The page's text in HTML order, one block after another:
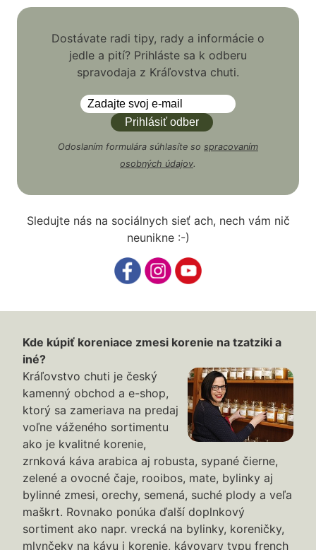
Dostávate radi tipy, rady a informácie o
jedle a pití? Prihláste sa k odberu
spravodaja z Kráľovstva chuti.
Odoslaním formulára súhlasíte so spracovaním
osobných údajov.
Sledujte nás na sociálnych sieť ach, nech vám nič
neunikne :-)
Kde kúpiť koreniace zmesi korenie na tzatziki a
iné?
Kráľovstvo chuti je český
kamenný obchod a e-shop,
ktorý sa zameriava na predaj
voľne váženého sortimentu
ako je kvalitné korenie,
zrnková káva arabica aj robusta, sypané čierne,
zelené a ovocné čaje, rooibos, mate, bylinky aj
bylinné zmesi, orechy, semená, suché plody a veľa
maškrt. Rovnako ponúka ďalší doplnkový
sortiment ako napr. vrecká na bylinky, koreničky,
mlynčeky na kávu i korenie, kávovary typu french